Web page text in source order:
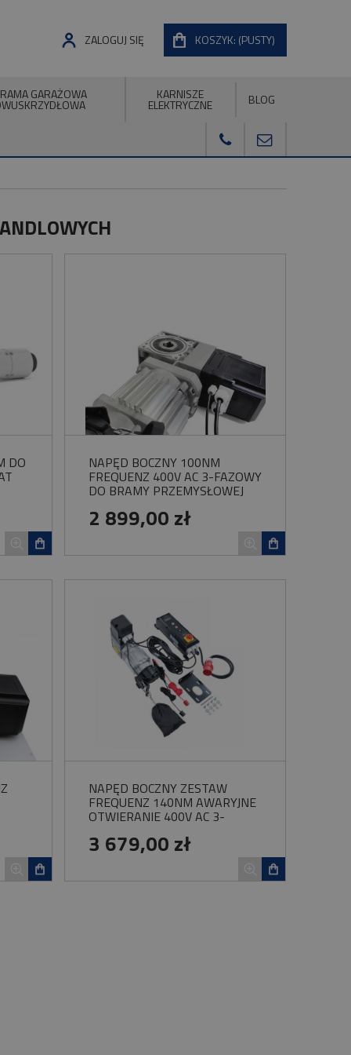
KOSZYK: (PUSTY)
ZALOGUJ SIĘ
GARAŻOWA KARNISZE
ELEKTRYCZNE BLOG
DO NAPĘD BOCZNY 100NM
FREQUENZ 400V AC 3-FAZOWY
DO BRAMY PRZEMYSŁOWEJ
2 899,00 zł
NAPĘD BOCZNY ZESTAW
FREQUENZ 140NM AWARYJNE
OTWIERANIE 400V AC 3-
PRZEMYSŁOWEJ
3 679,00 zł